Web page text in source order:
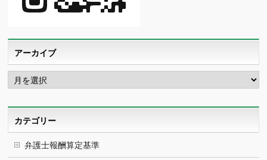
アーカイブ
ア
ー
カ
カテゴリー
弁護士報酬算定基準